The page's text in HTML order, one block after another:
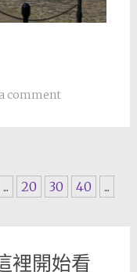
comment
... 20 30 40
...
裡開始看